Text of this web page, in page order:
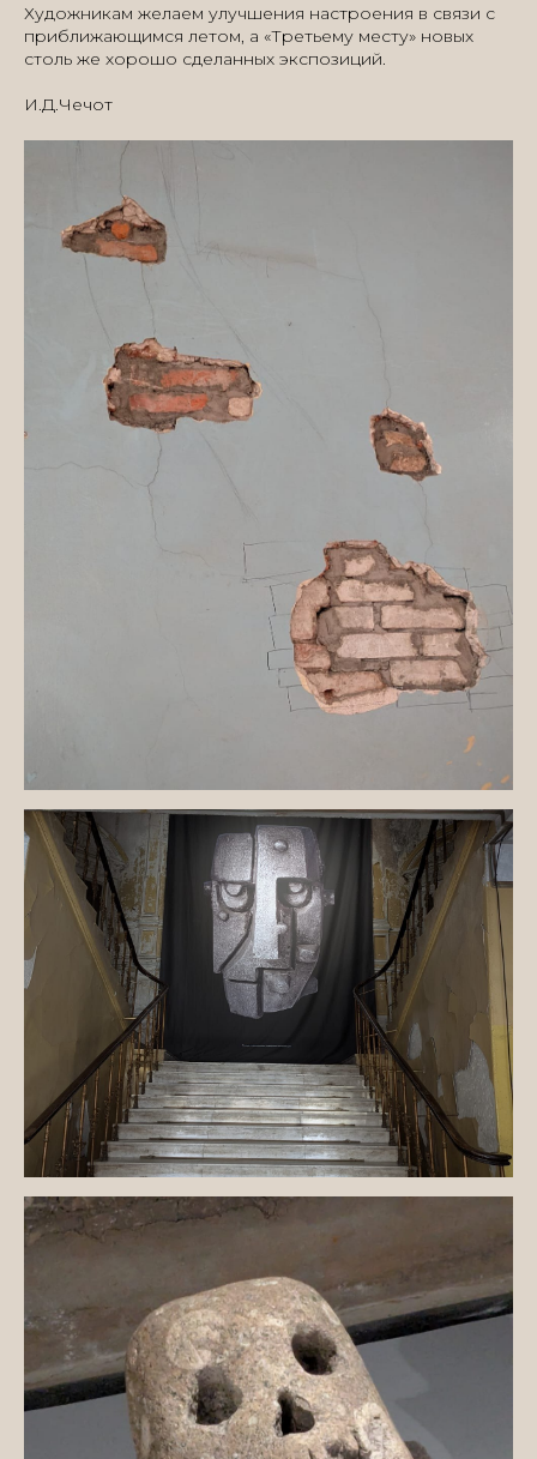
Художникам желаем улучшения настроения в связи с
приближающимся летом, а «Третьему месту» новых
столь же хорошо сделанных экспозиций.
И.Д.Чечот